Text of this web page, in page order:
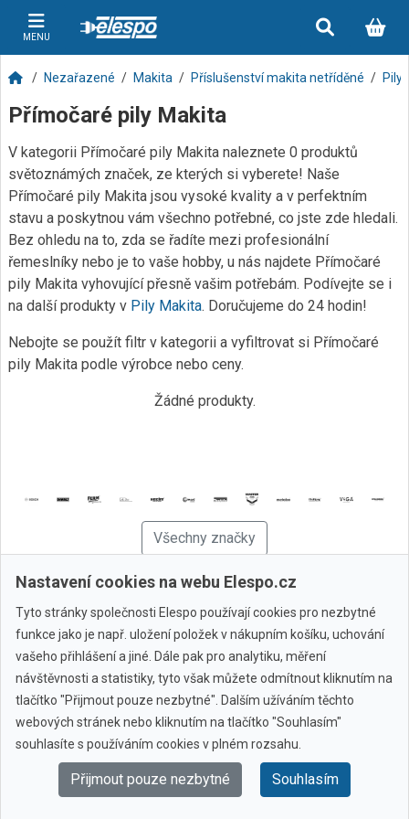
MENU
Nezařazené Makita Příslušenství makita netříděné Pily
Přímočaré pily Makita
V kategorii Přímočaré pily Makita naleznete 0 produktů
světoznámých značek, ze kterých si vyberete! Naše
Přímočaré pily Makita jsou vysoké kvality a v perfektním
stavu a poskytnou vám všechno potřebné, co jste zde hledali.
Bez ohledu na to, zda se řadíte mezi profesionální
řemeslníky nebo je to vaše hobby, u nás najdete Přímočaré
pily Makita vyhovující přesně vašim potřebám. Podívejte se i
na další produkty v Pily Makita. Doručujeme do 24 hodin!
Nebojte se použít filtr v kategorii a vyfiltrovat si Přímočaré
pily Makita podle výrobce nebo ceny.
Žádné produkty.
Všechny značky
© 2010 - 2026 Elespo.cz
Nastavení cookies na webu Elespo.cz
Tyto stránky společnosti Elespo používají cookies pro nezbytné
funkce jako je např. uložení položek v nákupním košíku, uchování
vašeho přihlášení a jiné. Dále pak pro analytiku, měření
návštěvnosti a statistiky, tyto však můžete odmítnout kliknutím na
tlačítko "Přijmout pouze nezbytné". Dalším užíváním těchto
webových stránek nebo kliknutím na tlačítko "Souhlasím"
souhlasíte s používáním cookies v plném rozsahu.
Přijmout pouze nezbytné Souhlasím